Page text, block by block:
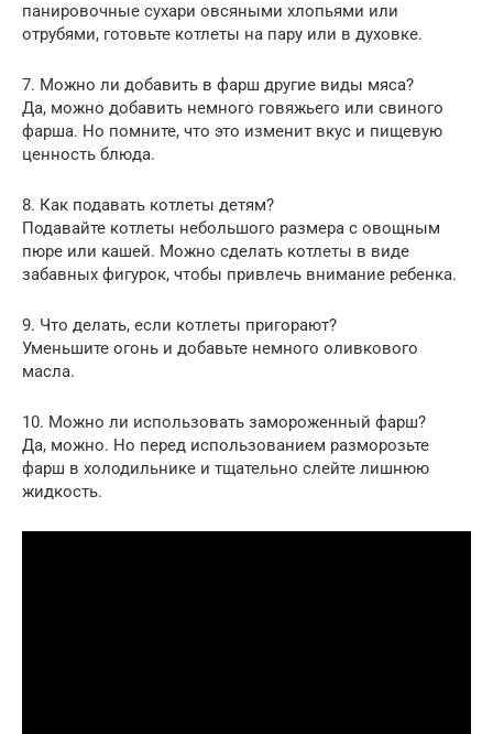
панировочные сухари овсяными хлопьями или
отрубями, готовьте котлеты на пару или в духовке.
7. Можно ли добавить в фарш другие виды мяса?
Да, можно добавить немного говяжьего или свиного
фарша. Но помните, что это изменит вкус и пищевую
ценность блюда.
8. Как подавать котлеты детям?
Подавайте котлеты небольшого размера с овощным
пюре или кашей. Можно сделать котлеты в виде
забавных фигурок, чтобы привлечь внимание ребенка.
9. Что делать, если котлеты пригорают?
Уменьшите огонь и добавьте немного оливкового
масла.
10. Можно ли использовать замороженный фарш?
Да, можно. Но перед использованием разморозьте
фарш в холодильнике и тщательно слейте лишнюю
жидкость.